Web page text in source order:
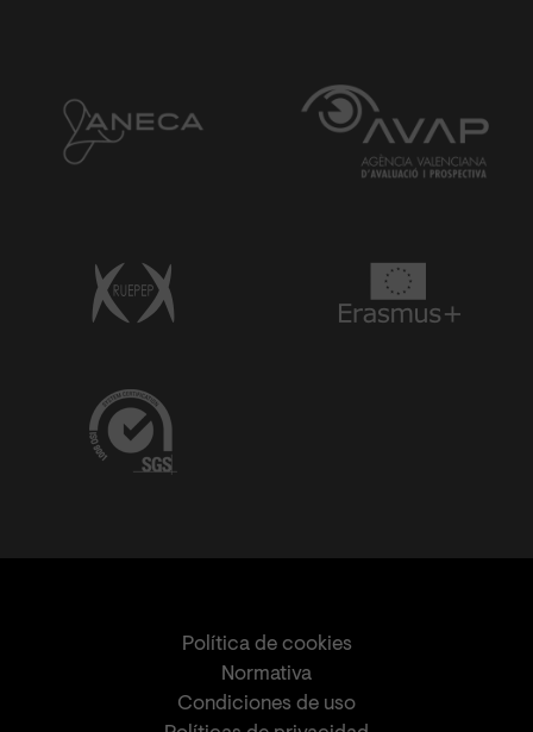
Política de cookies
Normativa
Condiciones de uso